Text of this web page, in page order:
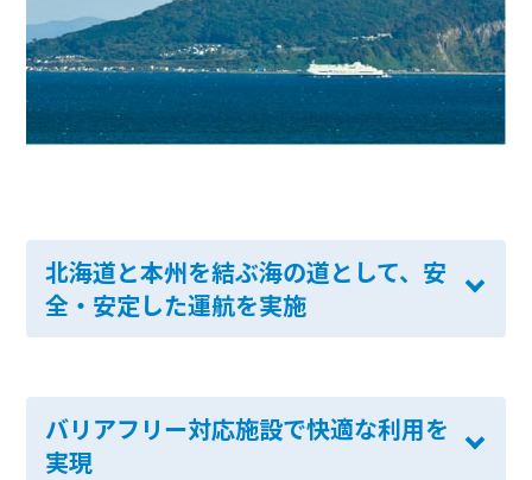
北海道と本州を結ぶ海の道として、安
全・安定した運航を実施
バリアフリー対応施設で快適な利用を
実現